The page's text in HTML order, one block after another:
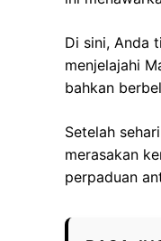
Di sini, Anda
menjelajahi
bahkan
Setelah
merasakan
perpaduan